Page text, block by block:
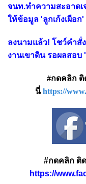
จนท.ทำความสะอาดเ
ให้ข้อมูล 'ลูกเก้งเผือก
ลงนามแล้ว! โชว์คำสั่
งานเขาดิน รอผลสอบ '
#กดคลิก ติ
นี่https://
#กดคลิก ติ
https://